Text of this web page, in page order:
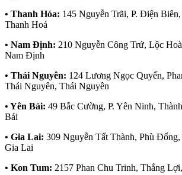
• Thanh Hóa: 145 Nguyễn Trãi, P. Điện
Thanh Hoá
• Nam Định: 210 Nguyễn Công Trứ, Lộc
Nam Định
• Thái Nguyên: 124 Lương Ngọc Quyến,
Thái Nguyên, Thái Nguyên
• Yên Bái: 49 Bắc Cường, P. Yên Ninh,
Bái
• Gia Lai: 309 Nguyễn Tất Thành, Phù
Gia Lai
• Kon Tum: 2157 Phan Chu Trinh, Thắng